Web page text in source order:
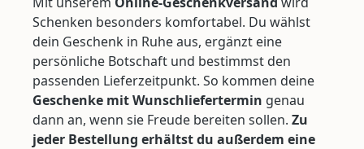
Schenken besonders komfortabel. Du wählst
dein Geschenk in Ruhe aus, ergänzt eine
persönliche Botschaft und bestimmst den
passenden Lieferzeitpunkt. So kommen deine
Geschenke mit Wunschliefertermin genau
dann an, wenn sie Freude bereiten sollen. Zu
jeder Bestellung erhältst du außerdem eine